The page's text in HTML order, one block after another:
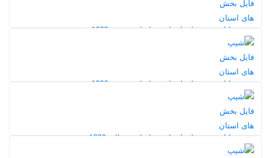
5,0
شیپ فایل بخش های استان خراسان جنوبی 1399
85
5,0
شیپ فایل بخش های استان خراسان رضوی 1399
99
5,0
شیپ فایل بخش های استان خراسان شمالی 1399
106